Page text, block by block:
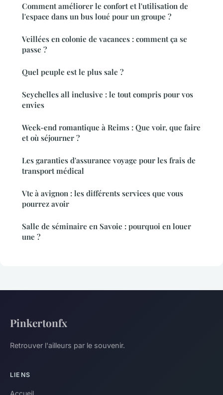
Comment améliorer le confort et l'utilisation de
l'espace dans un bus loué pour un groupe ?
Veillées en colonie de vacances : comment ça se
passe ?
Quel peuple est le plus sale ?
Seychelles all inclusive : le tout compris pour vos
envies
Week-end romantique à Reims : Que voir, que faire
et où séjourner ?
Les garanties d'assurance voyage pour les frais de
transport médical
Vtc à avignon : les différents services que vous
pourrez avoir
Salle de séminaire en Savoie : pourquoi en louer
une ?
Pinkertonfx
Retrouver l'ailleurs par le souvenir.
LIENS
Accueil